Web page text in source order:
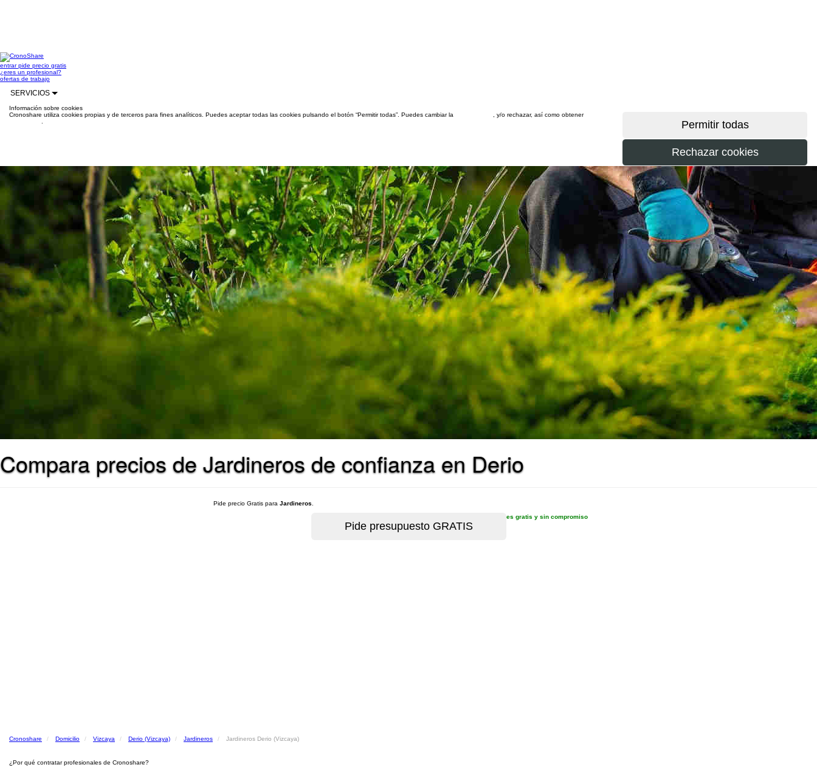
entrarpide precio gratis
¿eres un profesional?
ofertas de trabajo
SERVICIOS
Información sobre cookies
Cronoshare utiliza cookies propias y de terceros para fines analíticos. Puedes aceptar todas las cookies pulsando el botón “Permitir todas”. Puedes cambiar la
, y/o rechazar, así como obtener
Compara precios de Jardineros de confianza en Derio
Pide precio Gratis para Jardineros
es gratis y sin compromiso
Cronoshare Domicilio Vizcaya Derio (Vizcaya) Jardineros Jardineros Derio (Vizcaya)
¿Por qué contratar profesionales de Cronoshare?